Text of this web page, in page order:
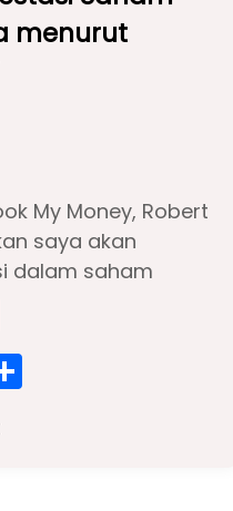
menurut
My Money, Robert
saya akan
dalam saham